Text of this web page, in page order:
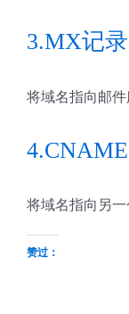
3.MX记录
将域名指向邮
4.CNAME
将域名指向另一
赞过：